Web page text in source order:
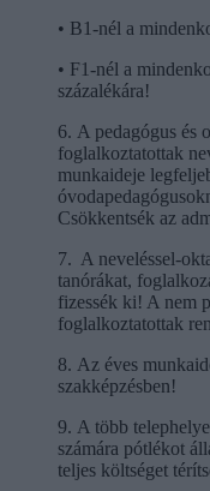
• B1-nél a
• F1-nél a
százalékára!
6. A pedagógus és
foglalkoztatottak
munkaideje
Csökkentsék az
7. A neveléssel-
tanórákat,
fizessék ki! A nem
foglalkoztatottak
8. Az éves
szakképzésben!
9. A több
számára pótlékot
teljes költséget